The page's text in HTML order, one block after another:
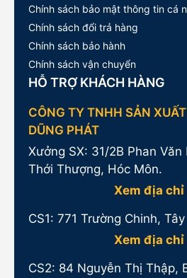
Chính sách bảo mật thông tin cá
Chính sách đổi trả hàng
Chính sách bảo hành
Chính sách vận chuyển
HỖ TRỢ KHÁCH HÀNG
CÔNG TY TNHH SẢN
DŨNG PHÁT
Xưởng SX: 31/2B Phan Văn
Thới Thượng, Hóc Môn.
Xem địa chỉ
CS1: 771 Trường Chinh,
Xem địa chỉ
CS2: 84 Nguyễn Thị Thập,